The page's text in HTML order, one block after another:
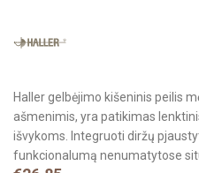
Haller gelbėjimo kišeninis peilis
ašmenimis, yra patikimas
išvykoms. Integruoti diržų
funkcionalumą nenumatytose